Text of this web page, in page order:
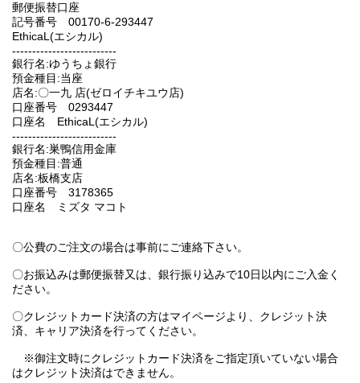
郵便振替口座
記号番号 00170-6-293447
EthicaL(エシカル)
--------------------------
銀行名:ゆうちょ銀行
預金種目:当座
店名:〇一九 店(ゼロイチキユウ店)
口座番号 0293447
口座名 EthicaL(エシカル)
--------------------------
銀行名:巣鴨信用金庫
預金種目:普通
店名:板橋支店
口座番号 3178365
口座名 ミズタ マコト
〇公費のご注文の場合は事前にご連絡下さい。
〇お振込みは郵便振替又は、銀行振り込みで10日以内にご入金く
ださい。
〇クレジットカード決済の方はマイページより、クレジット決
済、キャリア決済を行ってください。
※御注文時にクレジットカード決済をご指定頂いていない場合
はクレジット決済はできません。